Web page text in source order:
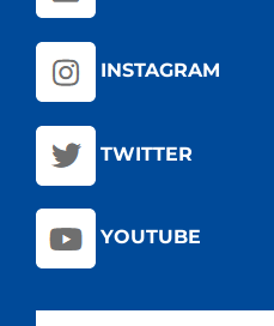
INSTAGRAM
TWITTER
YOUTUBE